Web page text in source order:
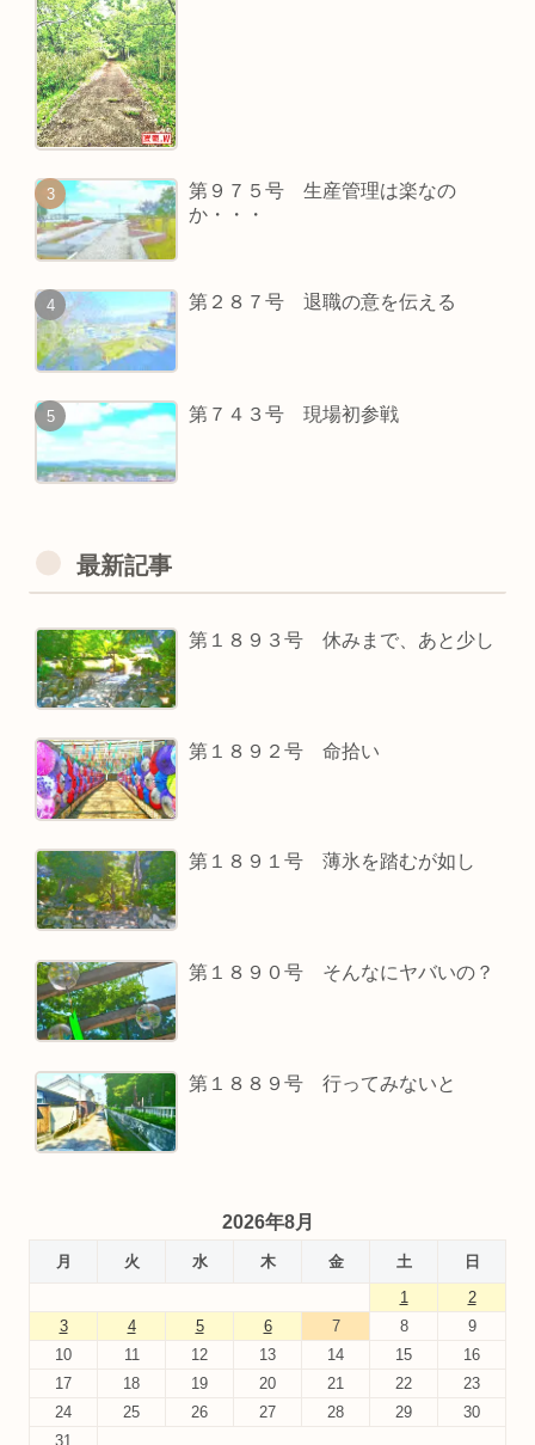
第９７５号 生産管理は楽なの
か・・・
第２８７号 退職の意を伝える
第７４３号 現場初参戦
最新記事
第１８９３号 休みまで、あと少し
第１８９２号 命拾い
第１８９１号 薄氷を踏むが如し
第１８９０号 そんなにヤバいの？
第１８８９号 行ってみないと
2026年8月
月 火 水 木 金 土
日
1
2
3
4 5 6 7 8
9
10
11 12 13 14 15
16
17
18 19 20 21 22
23
24
25 26 27 28 29
30
31